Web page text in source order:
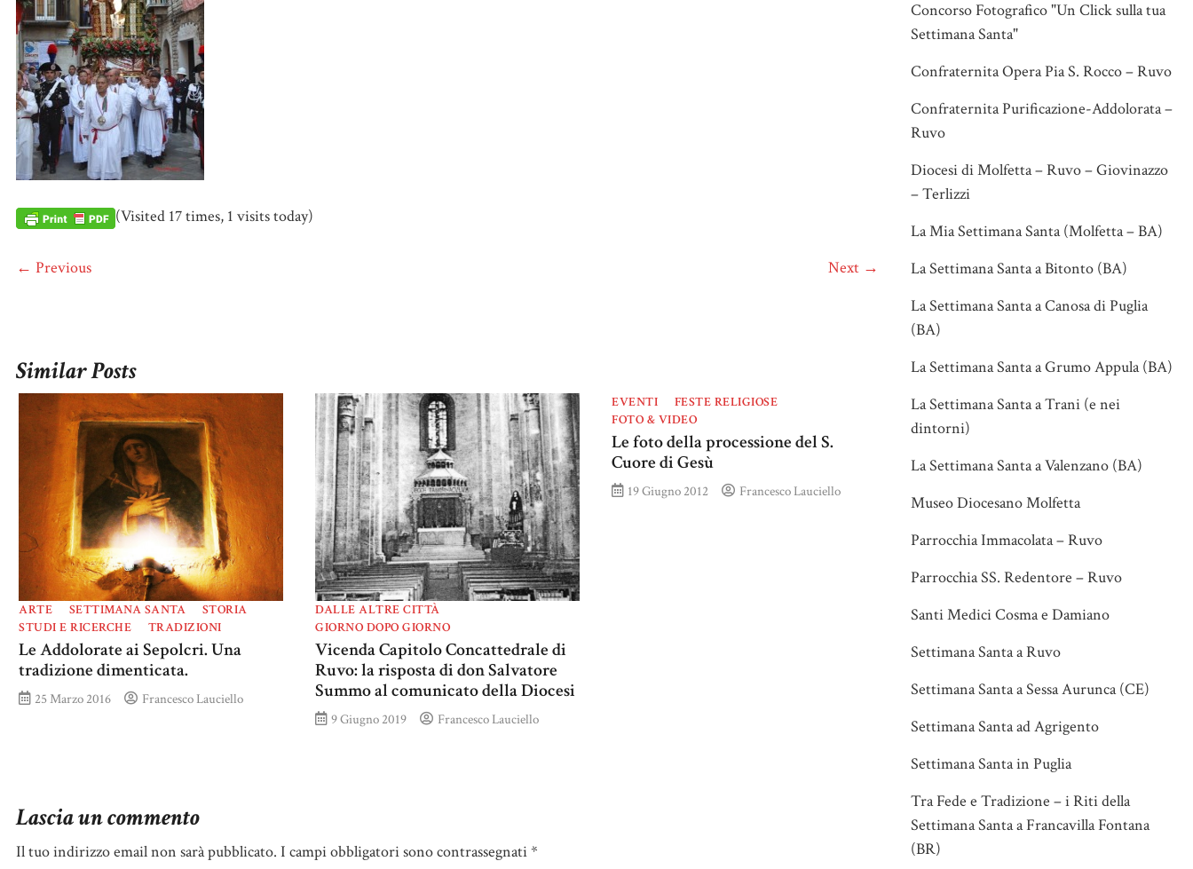
(Visited 17 times, 1 visits today)
← Previous Next →
Similar Posts
ARTE SETTIMANA SANTA
STORIA
STUDI E RICERCHE
TRADIZIONI
Le Addolorate ai Sepolcri. Una
tradizione dimenticata.
25 Marzo 2016 Francesco Lauciello
DALLE ALTRE CITTÀ
GIORNO DOPO GIORNO
Vicenda Capitolo Concattedrale di
Ruvo: la risposta di don Salvatore
Summo al comunicato della Diocesi
9 Giugno 2019 Francesco Lauciello
EVENTI
FESTE RELIGIOSE
FOTO & VIDEO
Le foto della processione del S.
Cuore di Gesù
19 Giugno 2012 Francesco Lauciello
Lascia un commento
Il tuo indirizzo email non sarà pubblicato. I campi obbligatori sono contrassegnati*
Concorso Fotografico "Un Click sulla tua
Settimana Santa"
Confraternita Opera Pia S. Rocco – Ruvo
Confraternita Purificazione-Addolorata –
Ruvo
Diocesi di Molfetta – Ruvo – Giovinazzo
– Terlizzi
La Mia Settimana Santa (Molfetta – BA)
La Settimana Santa a Bitonto (BA)
La Settimana Santa a Canosa di Puglia
(BA)
La Settimana Santa a Grumo Appula (BA)
La Settimana Santa a Trani (e nei
dintorni)
La Settimana Santa a Valenzano (BA)
Museo Diocesano Molfetta
Parrocchia Immacolata – Ruvo
Parrocchia SS. Redentore – Ruvo
Santi Medici Cosma e Damiano
Settimana Santa a Ruvo
Settimana Santa a Sessa Aurunca (CE)
Settimana Santa ad Agrigento
Settimana Santa in Puglia
Tra Fede e Tradizione – i Riti della
Settimana Santa a Francavilla Fontana
(BR)